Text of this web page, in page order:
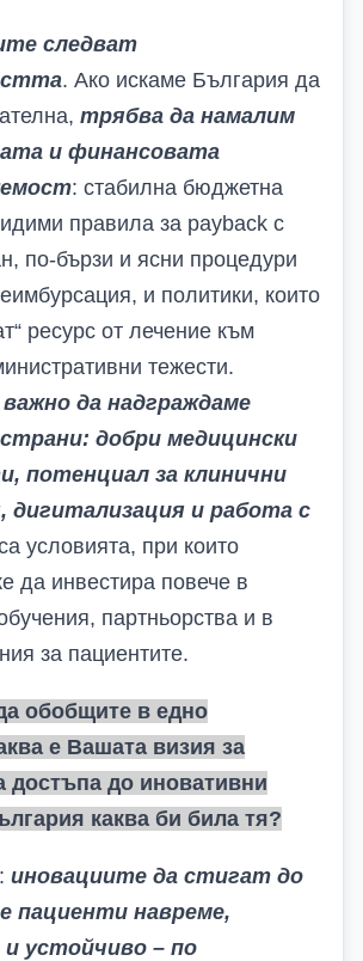
следват
. Ако искаме България да
трябва да намалим
и финансовата
: стабилна бюджетна
правила за payback с
по-бързи и ясни процедури
и политики, които
ресурс от лечение към
тежести.
важно да надграждаме
добри медицински
потенциал за клинични
дигитализация и работа с
условията, при които
да инвестира повече в
партньорства и в
за пациентите.
обобщите в едно
е Вашата визия за
достъпа до иновативни
каква би била тя?
иновациите да стигат до
пациенти навреме,
устойчиво – по